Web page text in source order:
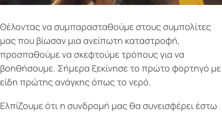
Θέλοντας να συμπαρασταθούμε στους συμπολίτες
μας που βίωσαν μια ανείπωτη καταστροφή,
προσπαθούμε να σκεφτούμε τρόπους για να
βοηθήσουμε. Σήμερα ξεκίνησε το πρώτο φορτηγό με
είδη πρώτης ανάγκης όπως το νερό.
Ελπίζουμε ότι η συνδρομή μας θα συνεισφέρει έστω